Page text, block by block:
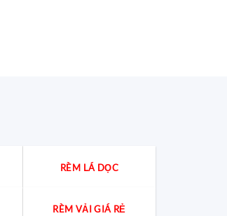
RÈM LÁ DỌC
RÈM VẢI GIÁ RẺ